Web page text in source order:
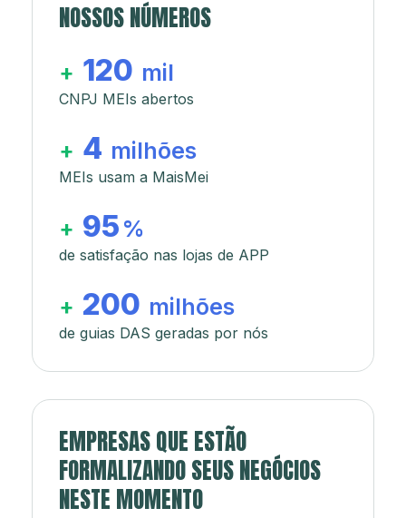
NOSSOS NÚMEROS
+ 120 mil
CNPJ MEIs abertos
+ 4 milhões
MEIs usam a MaisMei
+ 95 %
de satisfação nas lojas de APP
+ 200 milhões
de guias DAS geradas por nós
EMPRESAS QUE ESTÃO
FORMALIZANDO SEUS NEGÓCIOS
NESTE MOMENTO